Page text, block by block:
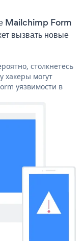
Mailchimp Form
вызвать новые
столкнетесь
хакеры могут
уязвимости в